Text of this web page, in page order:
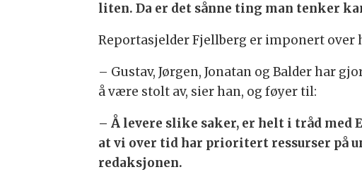
liten. Da er det sånne ting man tenker
Reportasjelder Fjellberg er imponert
– Gustav, Jørgen, Jonatan og Balder har
å være stolt av, sier han, og føyer til:
– Å levere slike saker, er helt i tråd
at vi over tid har prioritert ressurser på
redaksjonen.